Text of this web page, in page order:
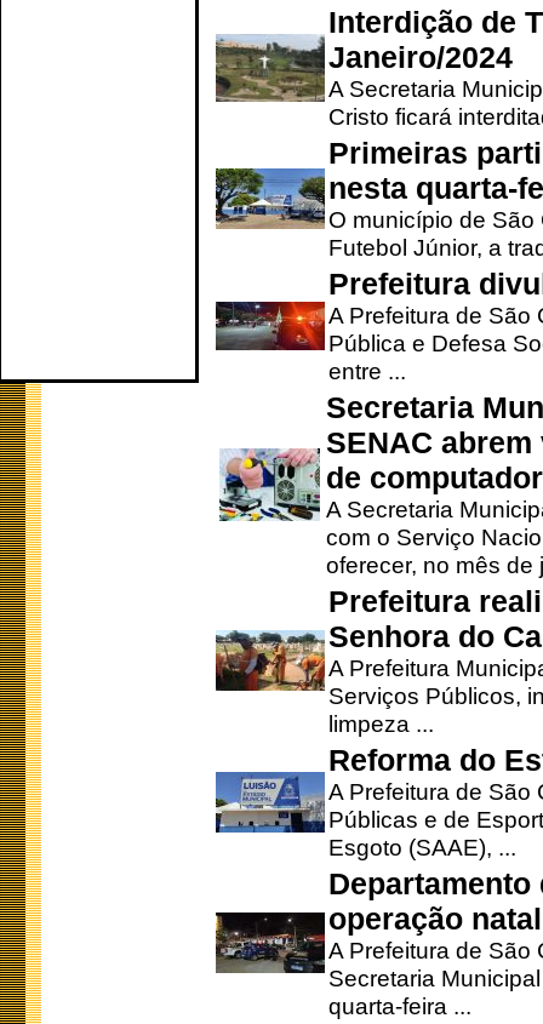
Interdição de
Janeiro/2024
A Secretaria
Cristo ficará
Primeiras
nesta quarta-
O município de
Futebol Júnior, a
Prefeitura
A Prefeitura de São
Pública e Defesa
entre ...
Secretaria
SENAC
de
A Secretaria
com o Serviço
oferecer, no mês de
Prefeitura
Senhora do
A Prefeitura
Serviços Públicos,
limpeza ...
Reforma do
A Prefeitura de São
Públicas e de
Esgoto (SAAE), ...
operação
A Prefeitura de São
Secretaria
quarta-feira ...